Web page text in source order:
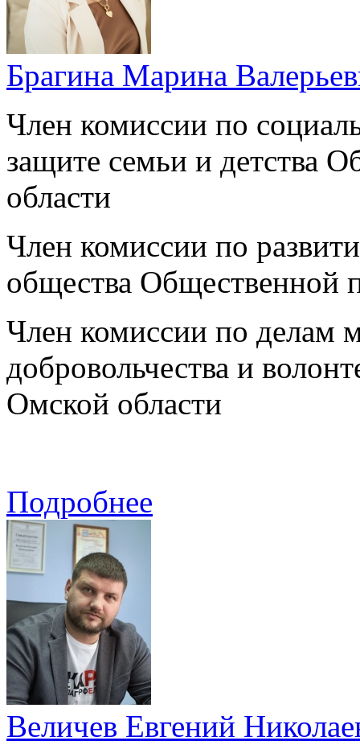
Брагина Марина
Член комиссии по
защите семьи и детства
области
Член комиссии по
общества Общественной
Член комиссии по делам
добровольчества и
Омской области
Подробнее
Величев Евгений